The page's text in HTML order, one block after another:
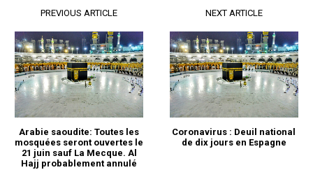
PREVIOUS ARTICLE
Arabie saoudite: Toutes les
mosquées seront ouvertes le
21 juin sauf La Mecque. Al
Hajj probablement annulé
NEXT ARTICLE
Coronavirus : Deuil national
de dix jours en Espagne